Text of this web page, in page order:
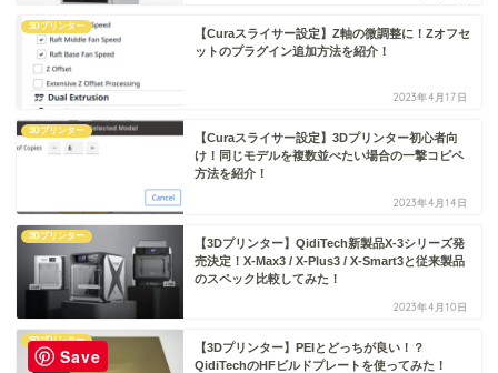
3Dプリンター
【Curaスライサー設定】Z軸の微調整に！Zオフセ
ットのプラグイン追加方法を紹介！
2023年4月17日
3Dプリンター
【Curaスライサー設定】3Dプリンター初心者向
け！同じモデルを複数並べたい場合の一撃コピペ
方法を紹介！
2023年4月14日
3Dプリンター
【3Dプリンター】QidiTech新製品X-3シリーズ発
売決定！X-Max3 / X-Plus3 / X-Smart3と従来製品
のスペック比較してみた！
2023年4月10日
3Dプリンター
【3Dプリンター】PEIとどっちが良い！？
QidiTechのHFビルドプレートを使ってみた！
Save